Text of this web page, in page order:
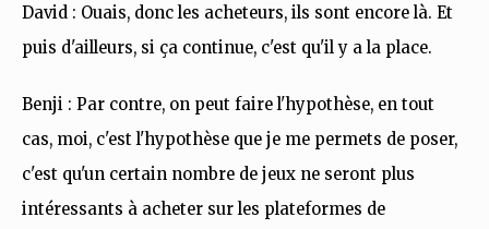
David : Ouais, donc les acheteurs, ils sont encore là. Et
puis d'ailleurs, si ça continue, c'est qu'il y a la place.
Benji : Par contre, on peut faire l'hypothèse, en tout
cas, moi, c'est l'hypothèse que je me permets de poser,
c'est qu'un certain nombre de jeux ne seront plus
intéressants à acheter sur les plateformes de